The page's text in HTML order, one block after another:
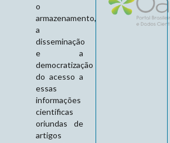
o
armazenamento,
a
disseminação
e a
democratização
do acesso a
essas
informações
científicas
oriundas de
artigos